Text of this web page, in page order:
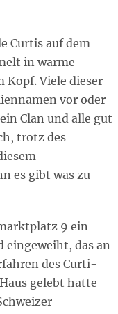
Curtis auf dem
in warme
Kopf. Viele dieser
vor oder
Clan und alle gut
trotz des
es gibt was zu
9 ein
eingeweiht, das an
des Curti-
gelebt hatte